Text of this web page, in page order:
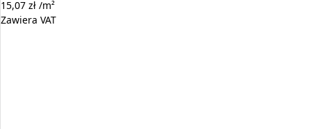
pomarań
czowy i
15,07 zł /m²
Zawiera VAT